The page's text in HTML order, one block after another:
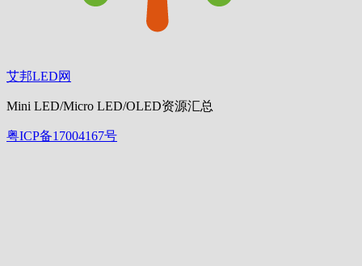
艾邦LED网
Mini LED/Micro LED/OLED资源汇总
粤ICP备17004167号